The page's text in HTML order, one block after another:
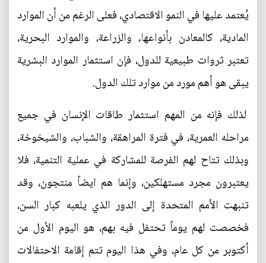
يُعتمد عليها في النمو الاقتصادي، فعلى الرغم من أن الموارد
المادية، كالمعادن بأنواعها، والزراعة، والموارد البحرية،
تعتبر ثروات طبيعية للدول، فإن استثمار الموارد البشرية
يبقى هو أهم مورد من موارد تلك الدول.
لذلك فإنه من المهم استثمار طاقات الإنسان في جميع
مراحله العمرية، في فترة المراهقة، والشباب، والشيخوخة،
وبذلك تتاح لهم الفرصة للمشاركة في عملية التنمية، فلا
يعتبرون مجرد مستهلكين، وإنما هم ايضاً منتجون، وقد
تنبهت الأمم المتحدة إلى الدور الذي يلعبه كبار السن،
فخصصت لهم يوماً تحتفل فيه بهم، هو اليوم الأول من
أكتوبر من كل عام، وفي هذا اليوم تتم إقامة الاحتفالات